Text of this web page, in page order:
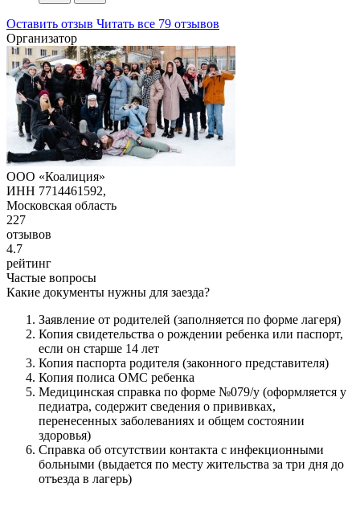
Оставить отзыв Читать все 79 отзывов
Организатор
ООО «Коалиция»
ИНН 7714461592,
Московская область
227
отзывов
4.7
рейтинг
Частые вопросы
Какие документы нужны для заезда?
Заявление от родителей (заполняется по форме лагеря)
Копия свидетельства о рождении ребенка или паспорт,
если он старше 14 лет
Копия паспорта родителя (законного представителя)
Копия полиса ОМС ребенка
Медицинская справка по форме №079/у (оформляется у
педиатра, содержит сведения о прививках,
перенесенных заболеваниях и общем состоянии
здоровья)
Справка об отсутствии контакта с инфекционными
больными (выдается по месту жительства за три дня до
отъезда в лагерь)